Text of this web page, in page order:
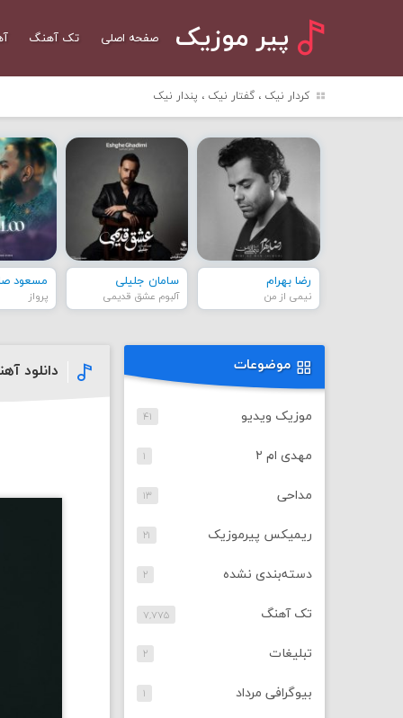
پیر موزیک صفحه اصلی تک آهنگ
کردار نیک ، گفتار نیک ، پندار نیک
رضا بهرام
نیمی از من
سامان جلیلی
آلبوم عشق قدیمی
مسعود
پرواز
دانلود موضوعات
موزیک ویدیو ۴۱
مهدی ام ۲ ۱
مداحی ۱۳
ریمیکس پیرموزیک ۲۱
دسته‌بندی نشده ۲
تک آهنگ ۷,۷۷۵
تبلیغات ۲
بیوگرافی مرداد ۱